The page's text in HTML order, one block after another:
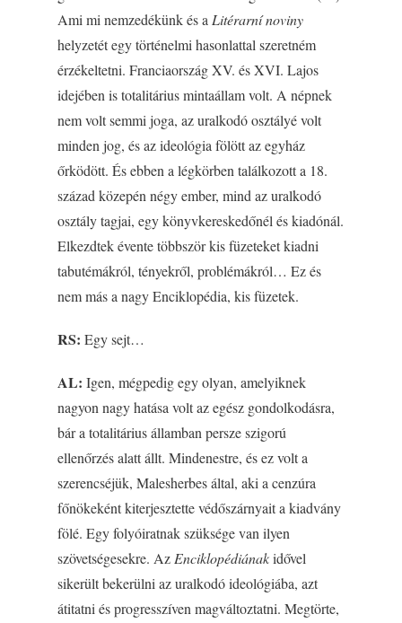
Ami mi nemzedékünk és a Litérarní noviny
helyzetét egy történelmi hasonlattal szeretném
érzékeltetni. Franciaország XV. és XVI. Lajos
idejében is totalitárius mintaállam volt. A népnek
nem volt semmi joga, az uralkodó osztályé volt
minden jog, és az ideológia fölött az egyház
őrködött. És ebben a légkörben találkozott a 18.
század közepén négy ember, mind az uralkodó
osztály tagjai, egy könyvkereskedőnél és kiadónál.
Elkezdtek évente többször kis füzeteket kiadni
tabutémákról, tényekről, problémákról… Ez és
nem más a nagy Enciklopédia, kis füzetek.
RS: Egy sejt…
AL: Igen, mégpedig egy olyan, amelyiknek
nagyon nagy hatása volt az egész gondolkodásra,
bár a totalitárius államban persze szigorú
ellenőrzés alatt állt. Mindenestre, és ez volt a
szerencséjük, Malesherbes által, aki a cenzúra
főnökeként kiterjesztette védőszárnyait a kiadvány
fölé. Egy folyóiratnak szüksége van ilyen
szövetségesekre. Az Enciklopédiánakidővel
sikerült bekerülni az uralkodó ideológiába, azt
átitatni és progresszíven magváltoztatni. Megtörte,